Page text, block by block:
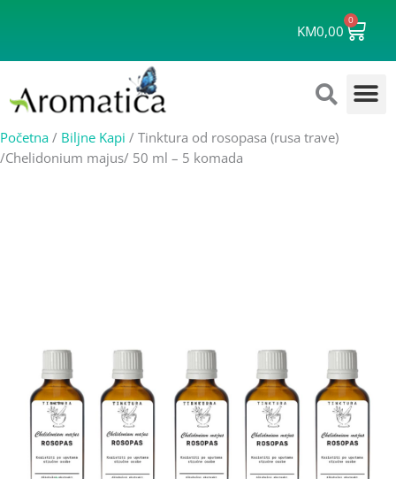
KM0,00
0
Cart
Početna / Biljne Kapi / Tinktura od rosopasa (rusa trave)
/Chelidonium majus/ 50 ml – 5 komada